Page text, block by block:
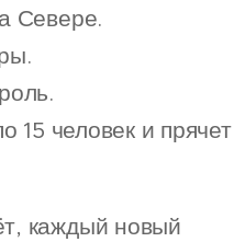
Севере.
15 человек и прячет
каждый новый